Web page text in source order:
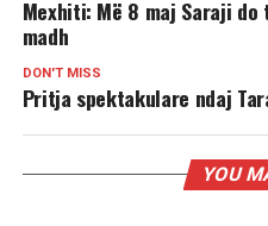
Mexhiti: Më 8 maj Saraji
madh
DON'T MISS
Pritja spektakulare ndaj
YOU